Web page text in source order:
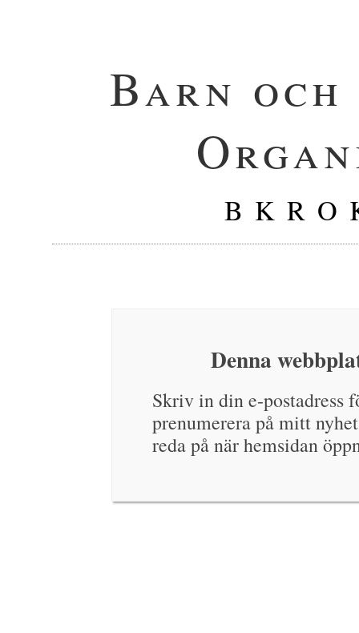
Barn
B K R O
Denna
Skriv in din e-postadress
prenumerera på mitt
reda på när hemsidan